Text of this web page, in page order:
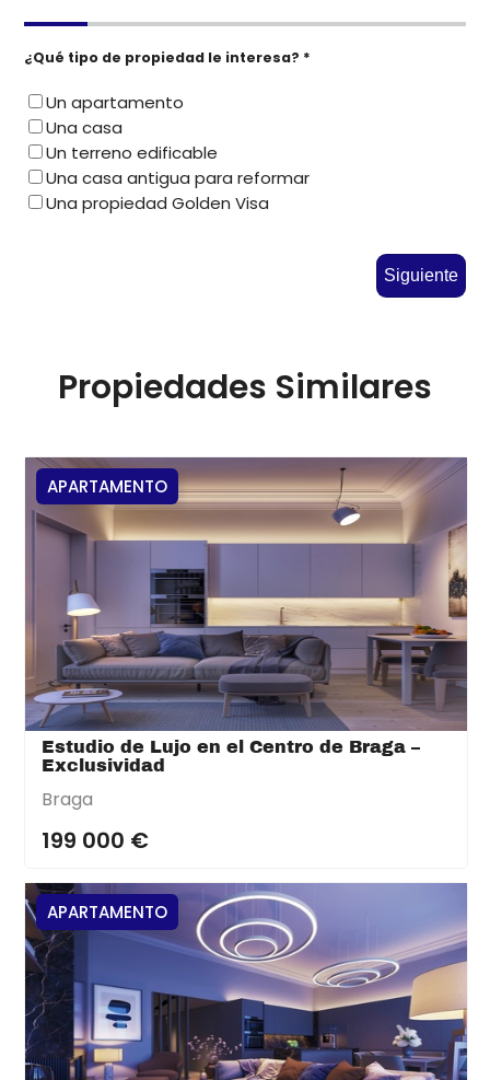
¿Qué tipo de propiedad le interesa? *
Un apartamento
Una casa
Un terreno edificable
Una casa antigua para reformar
Una propiedad Golden Visa
Siguiente
Propiedades Similares
APARTAMENTO
Estudio de Lujo en el Centro de Braga –
Exclusividad
Braga
199 000 €
APARTAMENTO